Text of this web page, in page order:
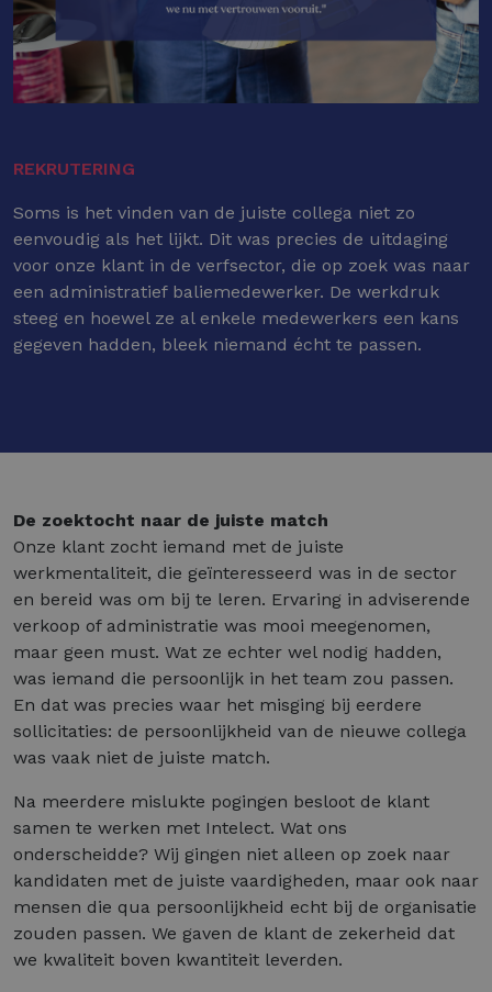
REKRUTERING
Soms is het vinden van de juiste collega niet zo
eenvoudig als het lijkt. Dit was precies de uitdaging
voor onze klant in de verfsector, die op zoek was naar
een administratief baliemedewerker. De werkdruk
steeg en hoewel ze al enkele medewerkers een kans
gegeven hadden, bleek niemand écht te passen.
De zoektocht naar de juiste match
Onze klant zocht iemand met de juiste
werkmentaliteit, die geïnteresseerd was in de sector
en bereid was om bij te leren. Ervaring in adviserende
verkoop of administratie was mooi meegenomen,
maar geen must. Wat ze echter wel nodig hadden,
was iemand die persoonlijk in het team zou passen.
En dat was precies waar het misging bij eerdere
sollicitaties: de persoonlijkheid van de nieuwe collega
was vaak niet de juiste match.
Na meerdere mislukte pogingen besloot de klant
samen te werken met Intelect. Wat ons
onderscheidde? Wij gingen niet alleen op zoek naar
kandidaten met de juiste vaardigheden, maar ook naar
mensen die qua persoonlijkheid echt bij de organisatie
zouden passen. We gaven de klant de zekerheid dat
we kwaliteit boven kwantiteit leverden.